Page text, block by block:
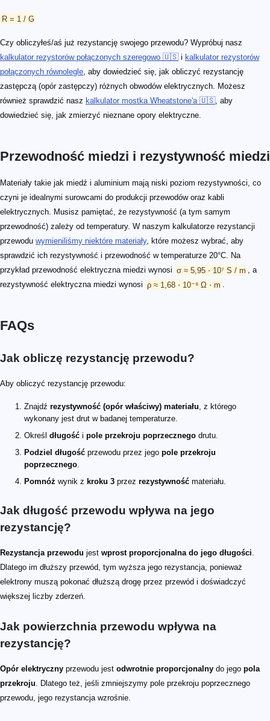
R = 1 / G
Czy obliczyłeś/aś już rezystancję swojego przewodu? Wypróbuj nasz
kalkulator rezystorów połączonych szeregowo 🇺🇸i kalkulator rezystorów
połączonych równolegle, aby dowiedzieć się, jak obliczyć rezystancję
zastępczą (opór zastępczy) różnych obwodów elektrycznych. Możesz
również sprawdzić nasz kalkulator mostka Wheatstone'a 🇺🇸, aby
dowiedzieć się, jak zmierzyć nieznane opory elektryczne.
Przewodność miedzi i rezystywność miedzi
Materiały takie jak miedź i aluminium mają niski poziom rezystywności, co
czyni je idealnymi surowcami do produkcji przewodów oraz kabli
elektrycznych. Musisz pamiętać, że rezystywność (a tym samym
przewodność) zależy od temperatury. W naszym kalkulatorze rezystancji
przewodu wymieniliśmy niektóre materiały, które możesz wybrać, aby
sprawdzić ich rezystywność i przewodność w temperaturze 20°C. Na
przykład przewodność elektryczna miedzi wynosi σ ≈ 5,95 ⋅ 10⁷ S / m , a
rezystywność elektryczna miedzi wynosi ρ ≈ 1,68 ⋅ 10⁻⁸ Ω ⋅ m .
FAQs
Jak obliczę rezystancję przewodu?
Aby obliczyć rezystancję przewodu:
Znajdź rezystywność (opór właściwy) materiału, z którego
wykonany jest drut w badanej temperaturze.
Określ długość i pole przekroju poprzecznego drutu.
Podziel długość przewodu przez jego pole przekroju
poprzecznego.
Pomnóż wynik z kroku 3 przez rezystywność materiału.
Jak długość przewodu wpływa na jego
rezystancję?
Rezystancja przewodu jest wprost proporcjonalna do jego długości.
Dlatego im dłuższy przewód, tym wyższa jego rezystancja, ponieważ
elektrony muszą pokonać dłuższą drogę przez przewód i doświadczyć
większej liczby zderzeń.
Jak powierzchnia przewodu wpływa na
rezystancję?
Opór elektryczny przewodu jest odwrotnie proporcjonalny do jego pola
przekroju. Dlatego też, jeśli zmniejszymy pole przekroju poprzecznego
przewodu, jego rezystancja wzrośnie.